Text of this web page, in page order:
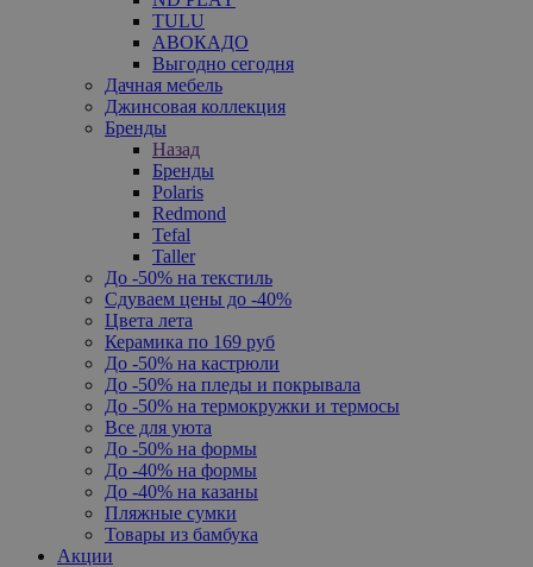
TULU
АВОКАДО
Выгодно сегодня
Дачная мебель
Джинсовая коллекция
Бренды
Назад
Бренды
Polaris
Redmond
Tefal
Taller
До -50% на текстиль
Сдуваем цены до -40%
Цвета лета
Керамика по 169 руб
До -50% на кастрюли
До -50% на пледы и покрывала
До -50% на термокружки и термосы
Все для уюта
До -50% на формы
До -40% на формы
До -40% на казаны
Пляжные сумки
Товары из бамбука
Акции